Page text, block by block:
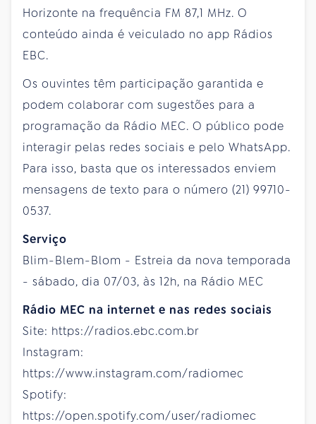
Horizonte na frequência FM 87,1 MHz. O
conteúdo ainda é veiculado no app Rádios
EBC.
Os ouvintes têm participação garantida e
podem colaborar com sugestões para a
programação da Rádio MEC. O público pode
interagir pelas redes sociais e pelo WhatsApp.
Para isso, basta que os interessados enviem
mensagens de texto para o número (21) 99710-
0537.
Serviço
Blim-Blem-Blom - Estreia da nova temporada
- sábado, dia 07/03, às 12h, na Rádio MEC
Rádio MEC na internet e nas redes sociais
Site: https://radios.ebc.com.br
Instagram:
https://www.instagram.com/radiomec
Spotify:
https://open.spotify.com/user/radiomec